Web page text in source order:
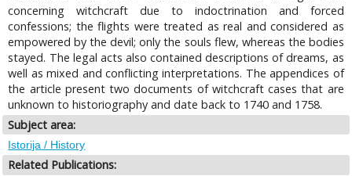
concerning witchcraft due to indoctrination and forced
confessions; the flights were treated as real and considered as
empowered by the devil; only the souls flew, whereas the bodies
stayed. The legal acts also contained descriptions of dreams, as
well as mixed and conflicting interpretations. The appendices of
the article present two documents of witchcraft cases that are
unknown to historiography and date back to 1740 and 1758.
Subject area:
Istorija / History
Related Publications: